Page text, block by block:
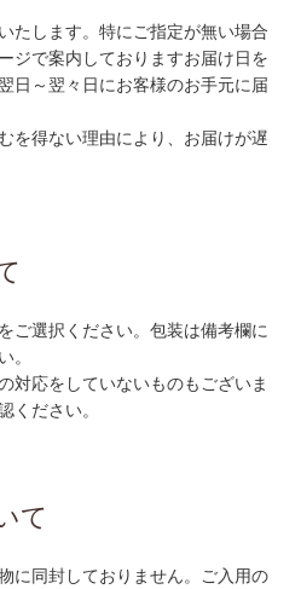
たします。特にご指定が無い場合
ジで案内しておりますお届け日を
日～翌々日にお客様のお手元に届
を得ない理由により、お届けが遅
ご選択ください。包装は備考欄に
。
対応をしていないものもございま
ください。
て
に同封しておりません。ご入用の